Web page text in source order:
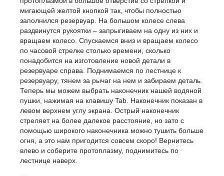
мигающей желтой кнопкой так, чтобы полностью
заполнился резервуар. На большом колесе слева
раздвинутся рукоятки – запрыгиваем на одну из них и
вращаем колесо. Спускаемся вниз и вращаем колесо
по часовой стрелке столько времени, сколько
понадобится на изготовление новой детали в
резервуаре справа. Поднимаемся по лестнице к
резервуару, тянем за рычаг на нем и забираем деталь.
Теперь мы можем выбрать наконечник нашей водяной
пушки, нажимая на клавишу Tab. Наконечник показан в
левом верхнем углу экрана. Острый наконечник
стреляет на более далекое расстояние, но зато с
помощью широкого наконечника можно тушить больше
огня, а это нам пригодится совсем скоро! Вернитесь
влево и соберите протоплазму, поднимитесь по
лестнице наверх.